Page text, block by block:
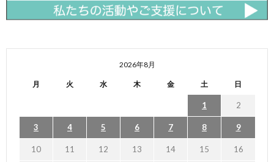
2026年8月
月 火 水 木 金 土 日
1 2
3 4 5 6 7 8 9
10 11 12 13 14 15 16